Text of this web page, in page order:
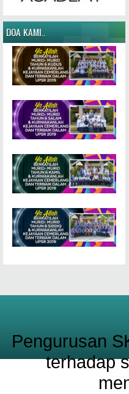
DOA KAMI..
Pengurusan
terhadap